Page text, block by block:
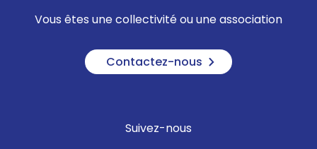
Vous êtes une collectivité ou une association
Contactez-nous
Suivez-nous